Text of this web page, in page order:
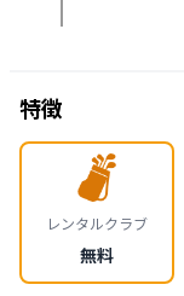
特徴
レンタルクラブ
無料